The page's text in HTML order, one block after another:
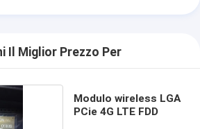
Il Miglior Prezzo Per
Modulo wireless LGA
PCie 4G LTE FDD